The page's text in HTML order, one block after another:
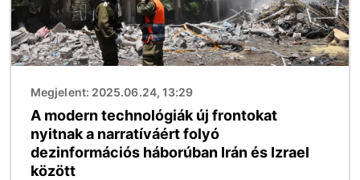
Megjelent: 2025.06.24, 13:29
A modern technológiák új frontokat
nyitnak a narratíváért folyó
dezinformációs háborúban Irán és Izrael
között